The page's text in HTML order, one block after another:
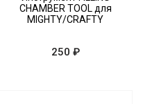
CHAMBER TOOL для
MIGHTY/CRAFTY
250 ₽